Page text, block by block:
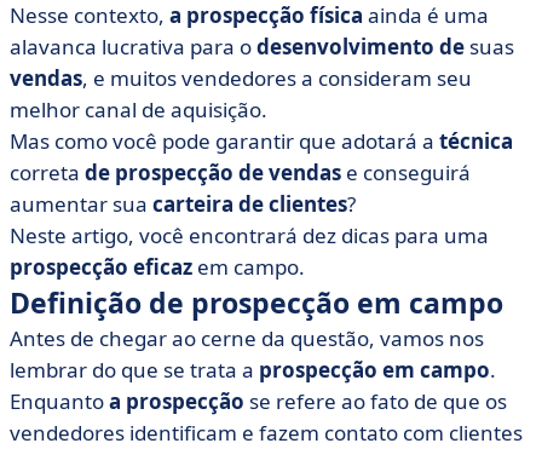
• Técnicas de prospecção de campo: após a prospecção
• Sim para a técnica de prospecção de vendas em
campo... mas não a única!
Nesse contexto, a prospecção física ainda é uma
alavanca lucrativa para odesenvolvimento de suas
vendas, e muitos vendedores a consideram seu
melhor canal de aquisição.
Mas como você pode garantir que adotará a técnica
correta de prospecção de vendas e conseguirá
aumentar sua carteira de clientes?
Neste artigo, você encontrará dez dicas para uma
prospecção eficaz em campo.
Definição de prospecção em campo
Antes de chegar ao cerne da questão, vamos nos
lembrar do que se trata a prospecção em campo.
Enquantoa prospecção se refere ao fato de que os
vendedores identificam e fazem contato com clientes